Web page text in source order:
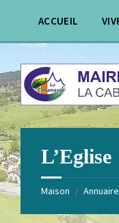
de
ACCUEIL
L’Eglise
Maison / Annuaire